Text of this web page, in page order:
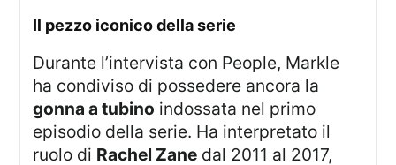
il pezzo iconico della serie
Durante l’intervista con People, Markle
ha condiviso di possedere ancora la
gonna a tubino indossata nel primo
episodio della serie. Ha interpretato il
ruolo di Rachel Zane dal 2011 al 2017,